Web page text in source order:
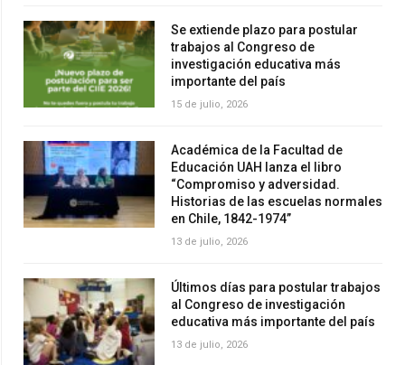
Se extiende plazo para postular
trabajos al Congreso de
investigación educativa más
importante del país
15 de julio, 2026
Académica de la Facultad de
Educación UAH lanza el libro
“Compromiso y adversidad.
Historias de las escuelas normales
en Chile, 1842-1974”
13 de julio, 2026
Últimos días para postular trabajos
al Congreso de investigación
educativa más importante del país
13 de julio, 2026